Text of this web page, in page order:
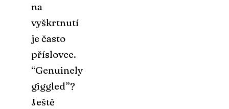
na
vyškrtnutí
je často
příslovce.
“Genuinely
giggled”?
Ještě